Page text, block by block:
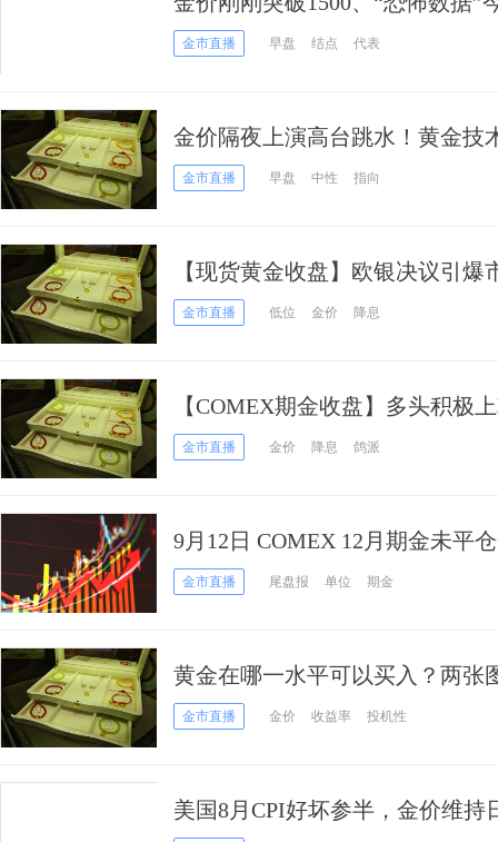
澳元和纽元最新交易操作策略
金市直播 早盘 结点 代表
金价隔夜上演高台跳水！黄金技
金价仍有望大涨
金市直播 早盘 中性 指向
【现货黄金收盘】欧银决议引爆
金市直播 低位 金价 降息
【COMEX期金收盘】多头积极
涨金市直播 金价 降息 鸽派
9月12日 COMEX 12月期金未平
金市直播 尾盘报 单位 期金
黄金在哪一水平可以买入？两张
间金市直播 金价 收益率 投机性
美国8月CPI好坏参半，金价维持